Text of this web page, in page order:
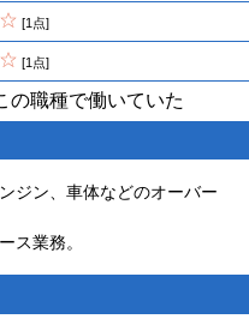
[1点]
[1点]
の職種で働いていた
ジン、車体などのオーバー
ス業務。